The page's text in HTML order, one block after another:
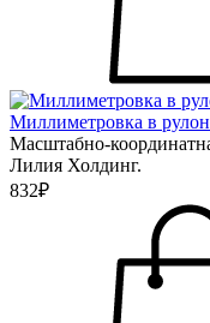
Миллиметровка в
Масштабно-
Лилия Холдинг.
832₽